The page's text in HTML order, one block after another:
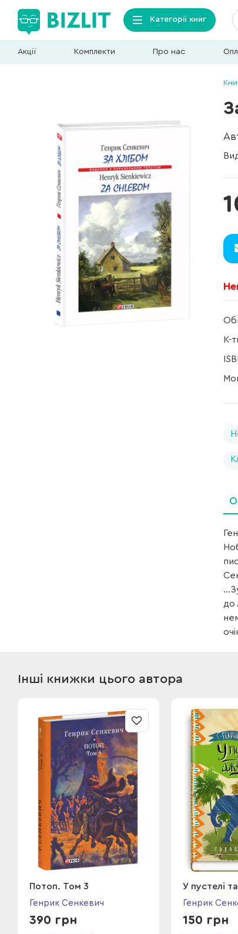
Категорії книг
Акції Комплекти Про нас
К-
до
Інші книжки цього автора
Потоп. Том 3
Генрик Сенкевич
390 грн
У пустелі
Генрик
150 грн